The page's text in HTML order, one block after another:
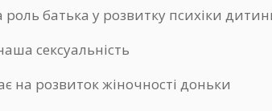
батька у розвитку психіки
сексуальність
на розвиток жіночності доньки